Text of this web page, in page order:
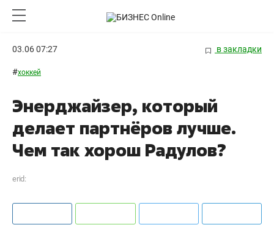
03.06 07:27 в закладки
#хоккей
Энерджайзер, который
делает партнёров лучше.
Чем так хорош Радулов?
erid: